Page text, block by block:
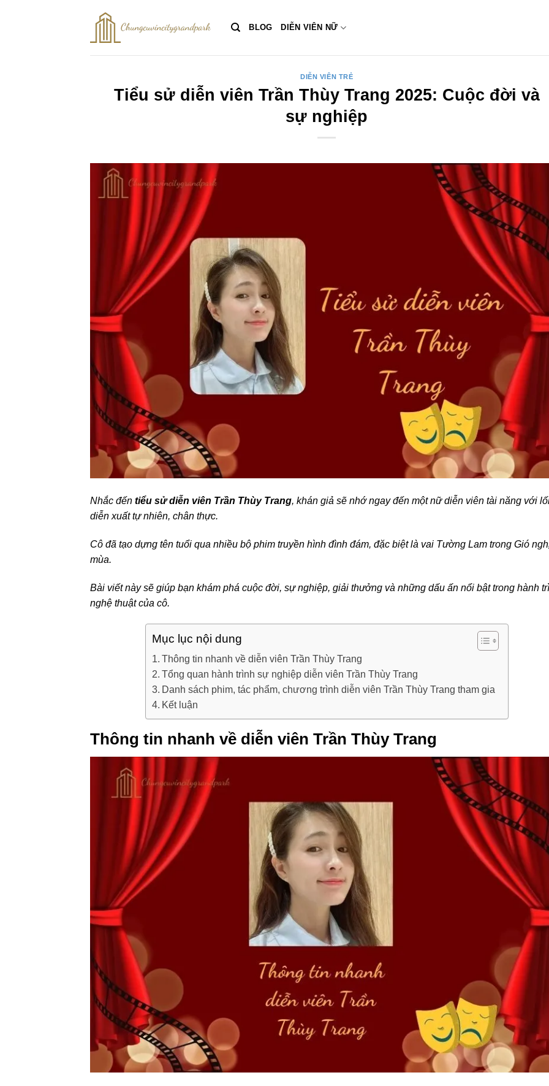
BLOG DIỄN VIÊN NỮ
DIỄN VIÊN TRẺ
Tiểu sử diễn viên Trần Thùy Trang 2025: Cuộc đời và
sự nghiệp
Nhắc đến tiểu sử diễn viên Trần Thùy Trang, khán giả sẽ nhớ ngay đến một nữ diễn viên tài năng với
diễn xuất tự nhiên, chân thực.
Cô đã tạo dựng tên tuổi qua nhiều bộ phim truyền hình đình đám, đặc biệt là vai Tường Lam trong Gió
mùa.
Bài viết này sẽ giúp bạn khám phá cuộc đời, sự nghiệp, giải thưởng và những dấu ấn nổi bật trong hành
nghệ thuật của cô.
Mục lục nội dung
Thông tin nhanh về diễn viên Trần Thùy Trang
Tổng quan hành trình sự nghiệp diễn viên Trần Thùy Trang
Danh sách phim, tác phẩm, chương trình diễn viên Trần Thùy Trang tham gia
Kết luận
Thông tin nhanh về diễn viên Trần Thùy Trang